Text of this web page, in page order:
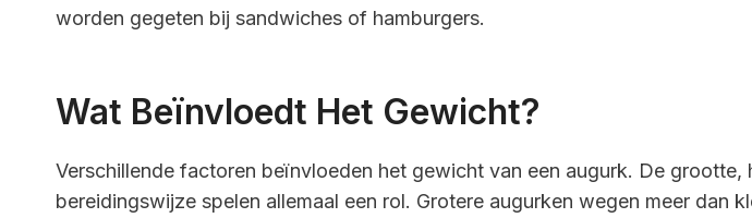
worden gegeten bij sandwiches of hamburgers.
Wat Beïnvloedt Het Gewicht?
Verschillende factoren beïnvloeden het gewicht van een augurk. De grootte,
bereidingswijze spelen allemaal een rol. Grotere augurken wegen meer dan